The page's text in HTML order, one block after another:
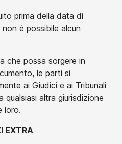
prima della data di
è possibile alcun
che possa sorgere in
le parti si
ai Giudici e ai Tribunali
qualsiasi altra giurisdizione
loro.
EXTRA